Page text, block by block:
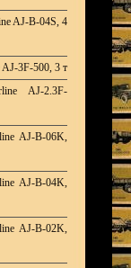
AJ-B-04S, 4
3F-500, 3 т
AJ-2.3F-
AJ-B-06K,
AJ-B-04K,
AJ-B-02K,